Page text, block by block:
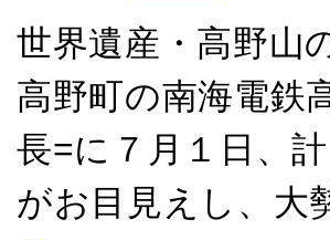
世界遺産・高野山
高野町の南海電鉄
長=に７月１日、
がお目見えし、